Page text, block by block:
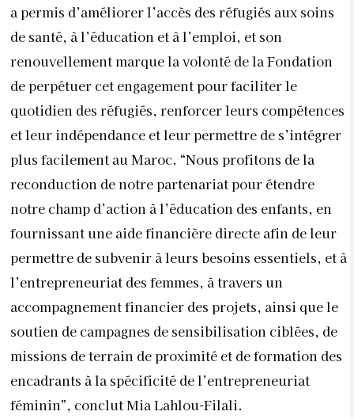
a permis d’améliorer l’accès des réfugiés aux soins
de santé, à l’éducation et à l’emploi, et son
renouvellement marque la volonté de la Fondation
de perpétuer cet engagement pour faciliter le
quotidien des réfugiés, renforcer leurs compétences
et leur indépendance et leur permettre de s’intégrer
plus facilement au Maroc. “Nous profitons de la
reconduction de notre partenariat pour étendre
notre champ d’action à l’éducation des enfants, en
fournissant une aide financière directe afin de leur
permettre de subvenir à leurs besoins essentiels, et à
l’entrepreneuriat des femmes, à travers un
accompagnement financier des projets, ainsi que le
soutien de campagnes de sensibilisation ciblées, de
missions de terrain de proximité et de formation des
encadrants à la spécificité de l’entrepreneuriat
féminin”, conclut Mia Lahlou-Filali.